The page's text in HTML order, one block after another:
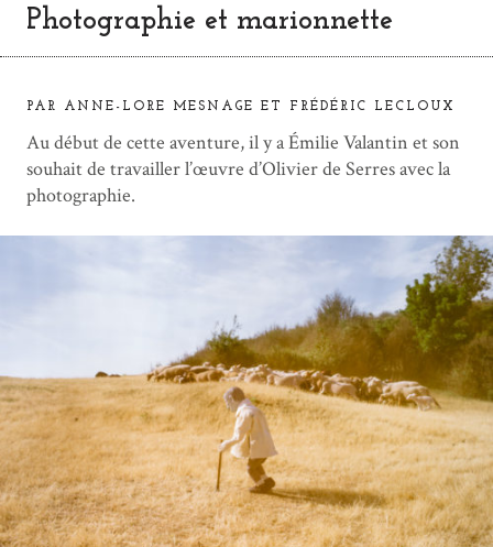
Photographie et marionnette
PAR ANNE-LORE MESNAGE ET FRÉDÉRIC LECLOUX
Au début de cette aventure, il y a Émilie Valantin et son
souhait de travailler l’œuvre d’Olivier de Serres avec la
photographie.